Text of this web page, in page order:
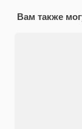
Вам также